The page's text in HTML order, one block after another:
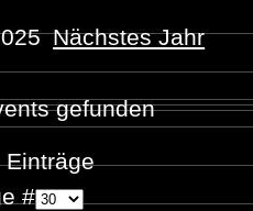
Nächstes Jahr
gefunden
#